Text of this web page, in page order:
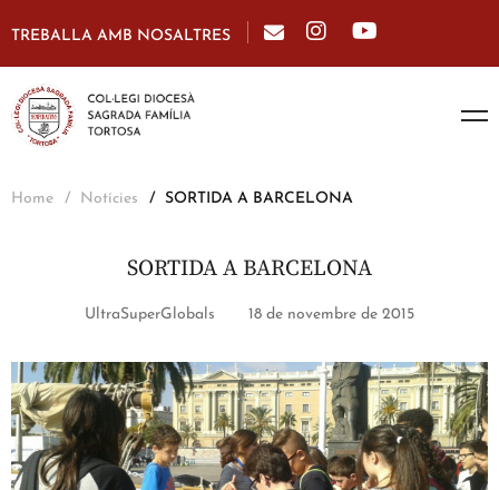
TREBALLA AMB NOSALTRES
Home Notícies SORTIDA A BARCELONA
SORTIDA A BARCELONA
UltraSuperGlobals 18 de novembre de 2015